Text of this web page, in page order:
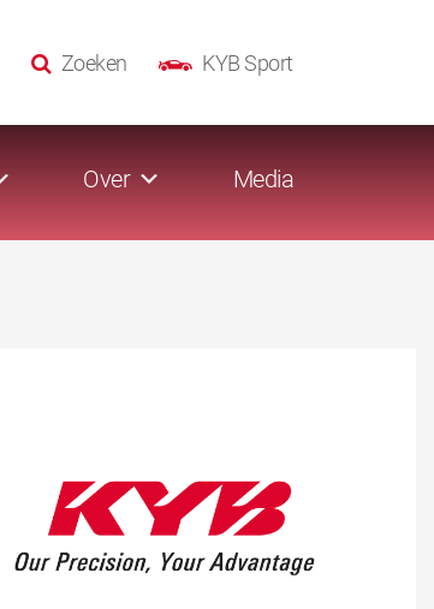
KYB Sport
Zoeken
Over Media